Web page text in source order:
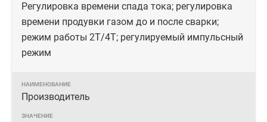
Регулировка времени спада тока; регулировка
времени продувки газом до и после сварки;
режим работы 2Т/4Т; регулируемый импульсный
режим
Производитель